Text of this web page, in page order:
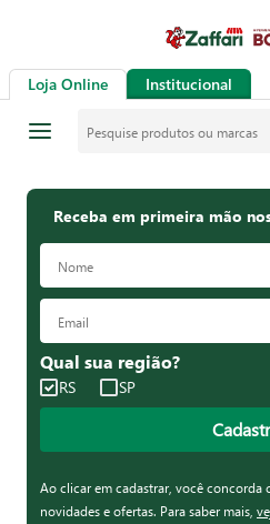
Loja Online Institucional
Receba em primeira mão
Qual sua região?
RS SP
Ao clicar em cadastrar, você concorda
novidades e ofertas. Para saber mais,